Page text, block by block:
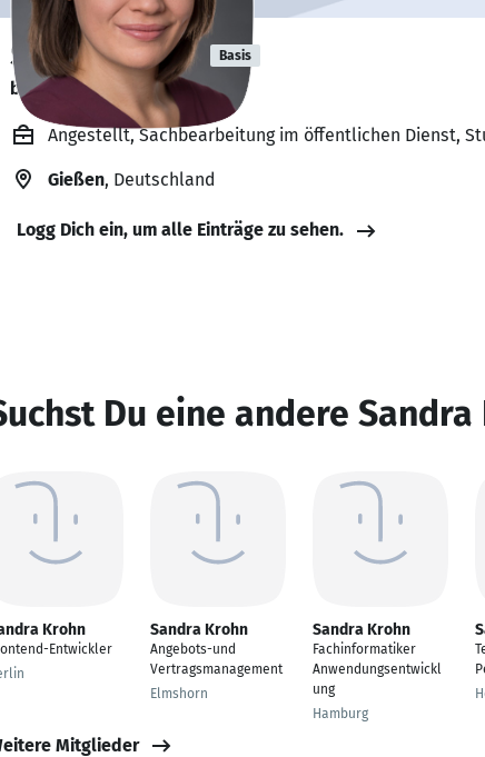
Sandra Krohn Basis
bildet sich zurzeit weiter. 🎓
Angestellt, Sachbearbeitung im öffentlichen Dienst,
Gießen, Deutschland
Logg Dich ein, um alle Einträge zu sehen.
Du eine andere Sandra
Krohn
Entwickler
Sandra Krohn
Angebots-und
Vertragsmanagement
Elmshorn
Sandra Krohn
Fachinformatiker
Anwendungsentwickl
ung
Hamburg
Mitglieder